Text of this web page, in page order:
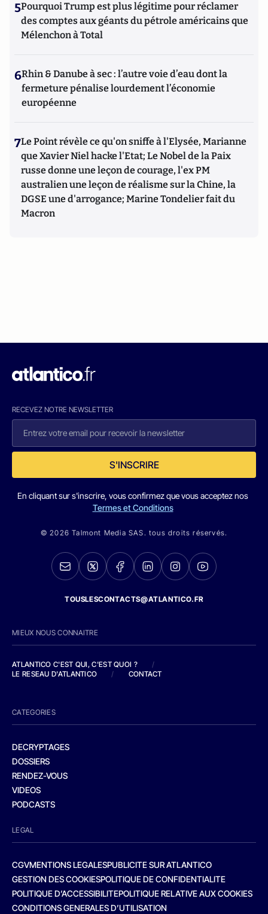
5Pourquoi Trump est plus légitime pour réclamer
des comptes aux géants du pétrole américains que
Mélenchon à Total
6Rhin & Danube à sec : l’autre voie d’eau dont la
fermeture pénalise lourdement l’économie
européenne
7Le Point révèle ce qu'on sniffe à l'Elysée, Marianne
que Xavier Niel hacke l'Etat; Le Nobel de la Paix
russe donne une leçon de courage, l'ex PM
australien une leçon de réalisme sur la Chine, la
DGSE une d'arrogance; Marine Tondelier fait du
Macron
RECEVEZ NOTRE NEWSLETTER
S'INSCRIRE
En cliquant sur s'inscrire, vous confirmez que vous acceptez nos
Termes et Conditions
© 2026 Talmont Media SAS. tous droits réservés.
TOUSLESCONTACTS@ATLANTICO.FR
MIEUX NOUS CONNAITRE
ATLANTICO C'EST QUI, C'EST QUOI ?
/
LE RESEAU D'ATLANTICO
/ CONTACT
CATEGORIES
DECRYPTAGES
DOSSIERS
RENDEZ-VOUS
VIDEOS
PODCASTS
LEGAL
CGVMENTIONS LEGALESPUBLICITE SUR ATLANTICO
GESTION DES COOKIESPOLITIQUE DE CONFIDENTIALITE
POLITIQUE D’ACCESSIBILITEPOLITIQUE RELATIVE AUX COOKIES
CONDITIONS GENERALES D’UTILISATION